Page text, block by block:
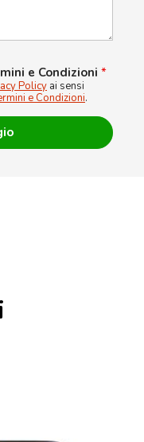
e Condizioni *
Policy ai sensi
e Condizioni.